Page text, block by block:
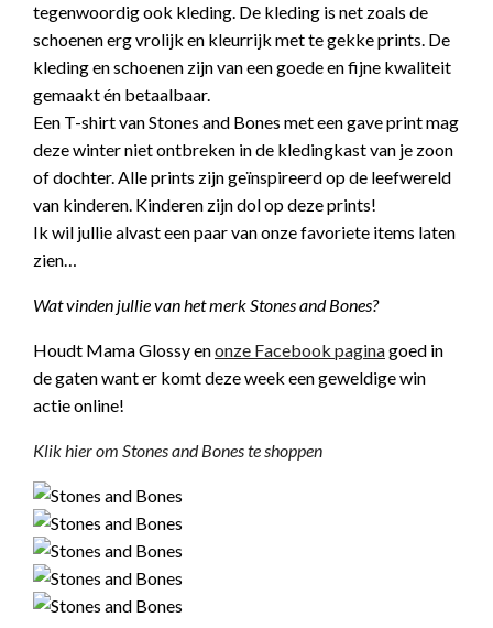
tegenwoordig ook kleding. De kleding is net zoals de
schoenen erg vrolijk en kleurrijk met te gekke prints. De
kleding en schoenen zijn van een goede en fijne kwaliteit
gemaakt én betaalbaar.
Een T-shirt van Stones and Bones met een gave print mag
deze winter niet ontbreken in de kledingkast van je zoon
of dochter. Alle prints zijn geïnspireerd op de leefwereld
van kinderen. Kinderen zijn dol op deze prints!
Ik wil jullie alvast een paar van onze favoriete items laten
zien…
Wat vinden jullie van het merk Stones and Bones?
Houdt Mama Glossy enonze Facebook paginagoed in
de gaten want er komt deze week een geweldige win
actie online!
Klik hier om Stones and Bones te shoppen